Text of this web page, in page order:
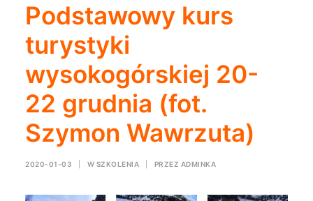
Podstawowy kurs
turystyki
wysokogórskiej 20-
22 grudnia (fot.
Szymon Wawrzuta)
2020-01-03 W SZKOLENIA PRZEZ ADMINKA